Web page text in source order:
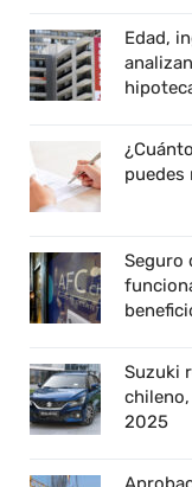
Edad,
puedes
Seguro
Suzuki
2025